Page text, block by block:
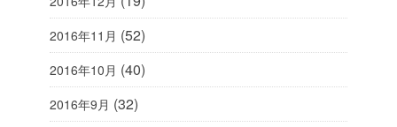
2016年11月 (52)
2016年10月 (40)
2016年9月 (32)